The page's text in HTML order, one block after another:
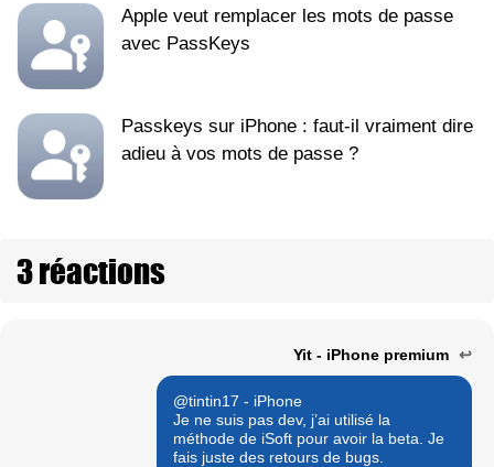
Apple veut remplacer les mots de passe
avec PassKeys
Passkeys sur iPhone : faut-il vraiment dire
adieu à vos mots de passe ?
3 réactions
Yit - iPhone premium ↩
@tintin17 - iPhone
Je ne suis pas dev, j’ai utilisé la
méthode de iSoft pour avoir la beta. Je
fais juste des retours de bugs.